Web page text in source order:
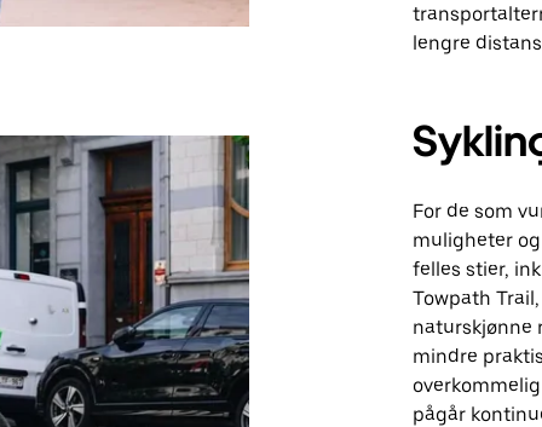
lengre
For de som
muligheter
felles stier,
Towpath
naturskjønne
mindre
pågår